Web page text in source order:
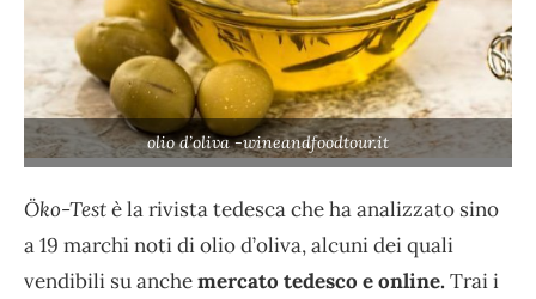
olio d’oliva -wineandfoodtour.it
Öko-Testè la rivista tedesca che ha analizzato sino
a 19 marchi noti di olio d’oliva, alcuni dei quali
vendibili su anchemercato tedesco e online. Trai i